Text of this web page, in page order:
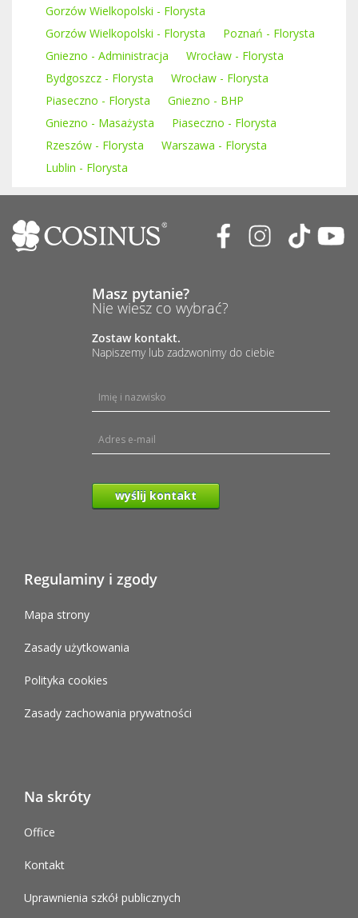
Gorzów Wielkopolski - Florysta
Gorzów Wielkopolski - Florysta
Poznań - Florysta
Gniezno - Administracja
Wrocław - Florysta
Bydgoszcz - Florysta
Wrocław - Florysta
Piaseczno - Florysta
Gniezno - BHP
Gniezno - Masażysta
Piaseczno - Florysta
Rzeszów - Florysta
Warszawa - Florysta
Lublin - Florysta
Masz pytanie?
Nie wiesz co wybrać?
Zostaw kontakt.
Napiszemy lub zadzwonimy do ciebie
wyślij kontakt
Regulaminy i zgody
Mapa strony
Zasady użytkowania
Polityka cookies
Zasady zachowania prywatności
Na skróty
Office
Kontakt
Uprawnienia szkół publicznych